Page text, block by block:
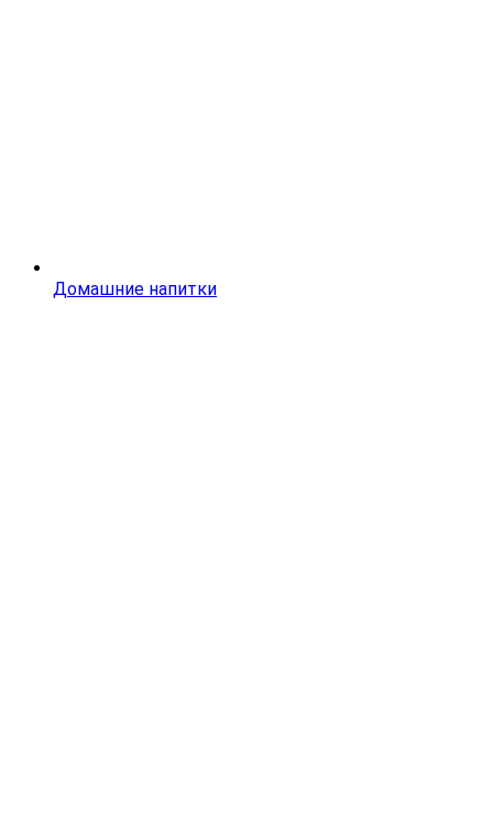
Домашние напитки